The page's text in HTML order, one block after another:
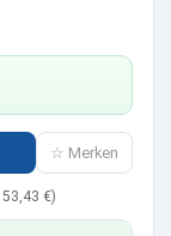
☆ Merken
53,43 €)